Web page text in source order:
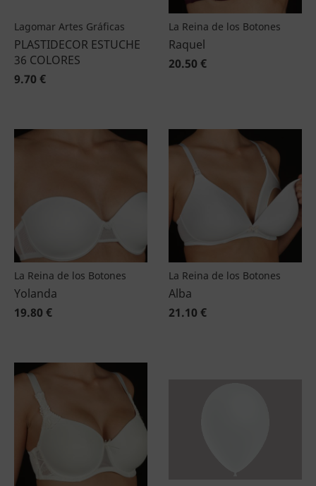
Lagomar Artes Gráficas
PLASTIDECOR ESTUCHE
36 COLORES
9.70 €
La Reina de los Botones
Raquel
20.50 €
La Reina de los Botones
Yolanda
19.80 €
La Reina de los Botones
Alba
21.10 €